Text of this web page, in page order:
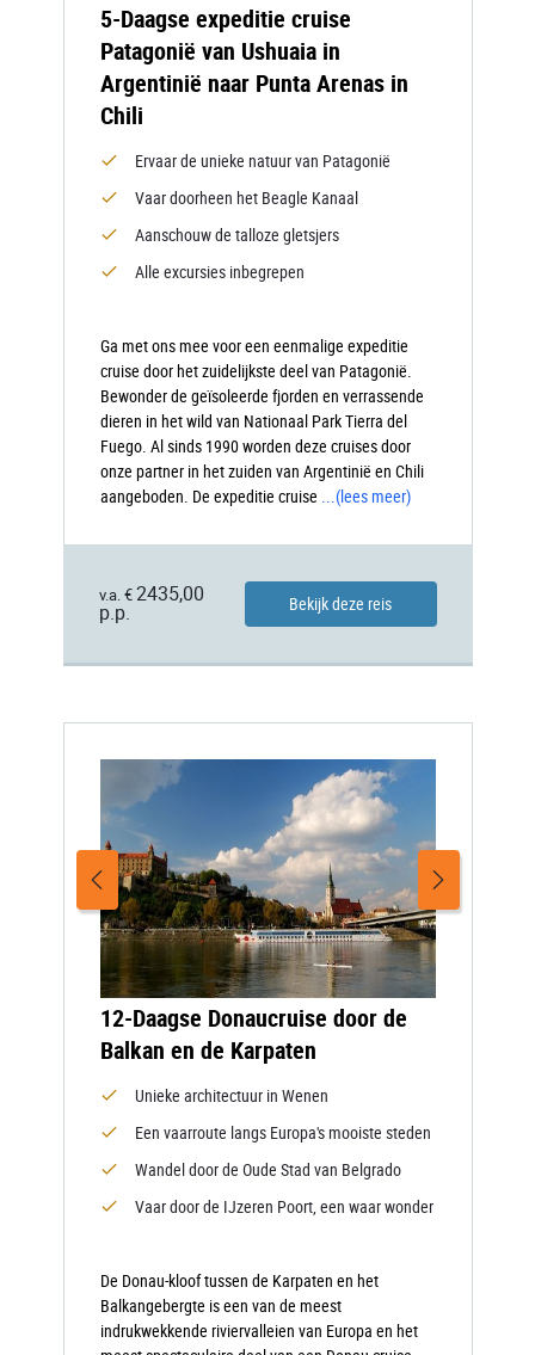
5-Daagse expeditie cruise
Patagonië van Ushuaia in
Argentinië naar Punta Arenas in
Chili
Ervaar de unieke natuur van Patagonië
Vaar doorheen het Beagle Kanaal
Aanschouw de talloze gletsjers
Alle excursies inbegrepen
Ga met ons mee voor een eenmalige expeditie
cruise door het zuidelijkste deel van Patagonië.
Bewonder de geïsoleerde fjorden en verrassende
dieren in het wild van Nationaal Park Tierra del
Fuego. Al sinds 1990 worden deze cruises door
onze partner in het zuiden van Argentinië en Chili
aangeboden. De expeditie cruise ...(lees meer)
v.a. € 2435,00
p.p.
Bekijk deze reis
12-Daagse Donaucruise door de
Balkan en de Karpaten
Unieke architectuur in Wenen
Een vaarroute langs Europa's mooiste steden
Wandel door de Oude Stad van Belgrado
Vaar door de IJzeren Poort, een waar wonder
De Donau-kloof tussen de Karpaten en het
Balkangebergte is een van de meest
indrukwekkende riviervalleien van Europa en het